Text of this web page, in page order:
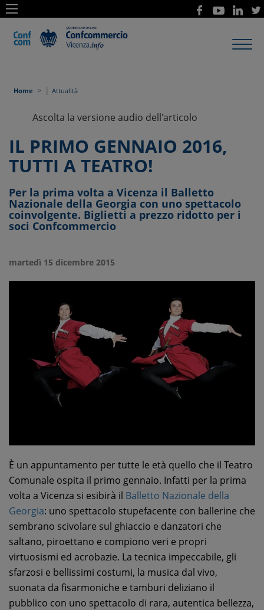
Home | Attualità
Ascolta la versione audio dell'articolo
IL PRIMO GENNAIO 2016,
TUTTI A TEATRO!
Per la prima volta a Vicenza il Balletto
Nazionale della Georgia con uno spettacolo
coinvolgente. Biglietti a prezzo ridotto per i
soci Confcommercio
martedì 15 dicembre 2015
È un appuntamento per tutte le età quello che il Teatro
Comunale ospita il primo gennaio. Infatti per la prima
volta a Vicenza si esibirà il Balletto Nazionale della
Georgia: uno spettacolo stupefacente con ballerine che
sembrano scivolare sul ghiaccio e danzatori che
saltano, piroettano e compiono veri e propri
virtuosismi ed acrobazie. La tecnica impeccabile, gli
sfarzosi e bellissimi costumi, la musica dal vivo,
suonata da fisarmoniche e tamburi deliziano il
pubblico con uno spettacolo di rara, autentica bellezza,